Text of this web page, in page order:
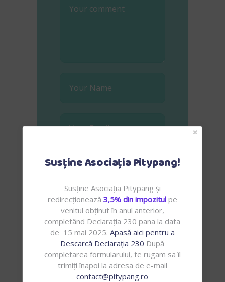
Save my name, email, and
website in this browser for
the next time I comment.
Susține Asociația Pitypang!
Susține Asociația Pitypang și
redirecționează 3,5% din impozitulpe
venitul obținut în anul anterior,
completând Declarația 230 pana la data
de 15 mai 2025. Apasă aici pentru a
Descarcă Declarația 230 După
completarea formularului, te rugam sa îl
trimiți înapoi la adresa de e-mail
contact@pitypang.ro